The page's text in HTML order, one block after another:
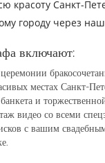
красоту Санкт-
городу через
включают:
местах Санкт-
и
видео со всеми
с вашим